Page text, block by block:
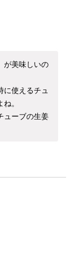
が美味しいの
に使えるチュ
。
ューブの生姜